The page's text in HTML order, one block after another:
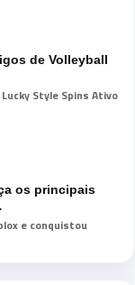
de Volleyball
Style Spins Ativo
os principais
e conquistou